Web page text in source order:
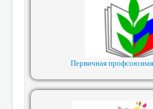
Первичная